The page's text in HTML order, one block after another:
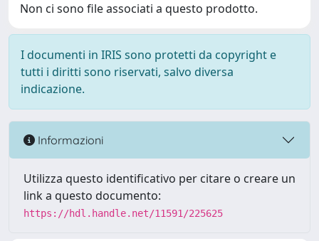
Non ci sono file associati a questo prodotto.
I documenti in IRIS sono protetti da copyright e
tutti i diritti sono riservati, salvo diversa
indicazione.
Informazioni
Utilizza questo identificativo per citare o creare un
link a questo documento:
https://hdl.handle.net/11591/225625